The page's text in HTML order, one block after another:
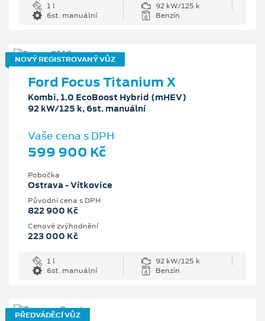
1 l
92 kW/125 k
6st. manuální
Benzín
NOVÝ REGISTROVANÝ VŮZ
Ford Focus Titanium X
Kombi, 1.0 EcoBoost Hybrid (mHEV)
92 kW/125 k, 6st. manuální
Vaše cena s DPH
599 900 Kč
Pobočka
Ostrava - Vítkovice
Původní cena s DPH
822 900 Kč
Cenové zvýhodnění
223 000 Kč
1 l
92 kW/125 k
6st. manuální
Benzín
PŘEDVÁDĚCÍ VŮZ